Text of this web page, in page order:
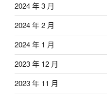
2024 年 3 月
2024 年 2 月
2024 年 1 月
2023 年 12 月
2023 年 11 月